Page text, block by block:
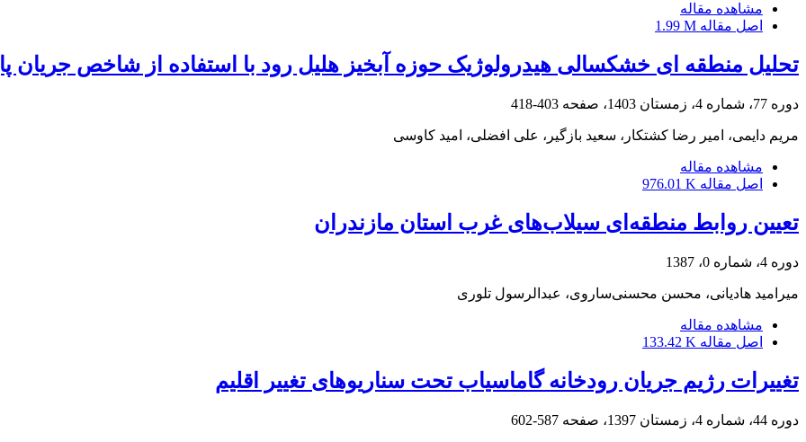
مشاهده مقاله
اصل مقاله 1.99 M
تحلیل منطقه ای خشکسالی هیدرولوژیک حوزه آبخیز هلیل رود با استفاده از شاخص جریان
دوره 77، شماره 4، زمستان 1403، صفحه 403-418
مریم دایمی، امیر رضا کشتکار، سعید بازگیر، علی افضلی، امید کاوسی
مشاهده مقاله
اصل مقاله 976.01 K
تعیین روابط منطقه‌ای سیلاب‌های غرب استان مازندران
دوره 4، شماره 0، 1387
میرامید هادیانی، محسن محسنی‌ساروی، عبدالرسول تلوری
مشاهده مقاله
اصل مقاله 133.42 K
تغییرات رژیم جریان رودخانه گاماسیاب تحت سناریوهای تغییر اقلیم
دوره 44، شماره 4، زمستان 1397، صفحه 587-602